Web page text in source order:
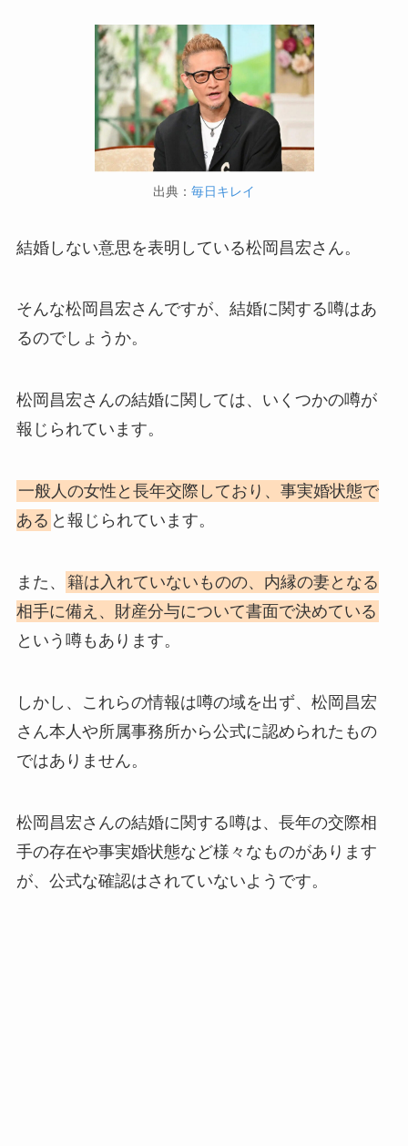
出典： 毎日キレイ
結婚しない意思を表明している松岡昌宏さん。
そんな松岡昌宏さんですが、結婚に関する噂はあ
るのでしょうか。
松岡昌宏さんの結婚に関しては、いくつかの噂が
報じられています。
一般人の女性と長年交際しており、事実婚状態で
ある と報じられています。
また、
籍は入れていないものの、内縁の妻となる
相手に備え、財産分与について書面で決めている
という噂もあります。
しかし、これらの情報は噂の域を出ず、松岡昌宏
さん本人や所属事務所から公式に認められたもの
ではありません。
松岡昌宏さんの結婚に関する噂は、長年の交際相
手の存在や事実婚状態など様々なものがあります
が、公式な確認はされていないようです。